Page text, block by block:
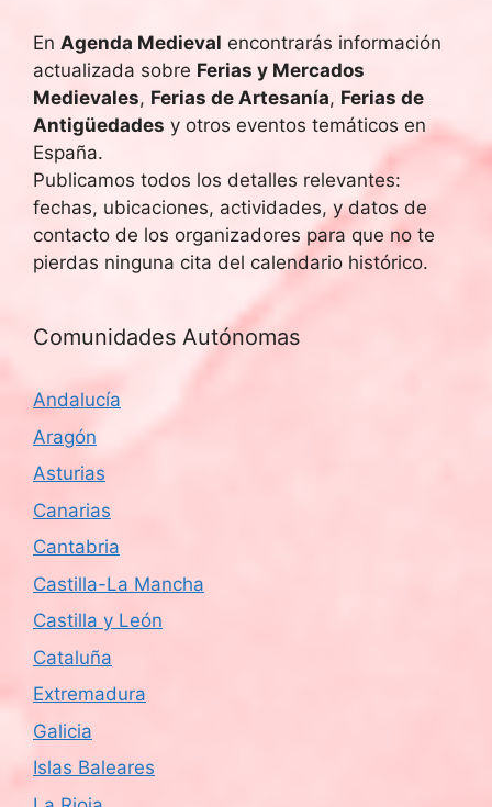
En Agenda Medieval encontrarás información
actualizada sobre Ferias y Mercados
Medievales, Ferias de Artesanía, Ferias de
Antigüedades y otros eventos temáticos en
España.
Publicamos todos los detalles relevantes:
fechas, ubicaciones, actividades, y datos de
contacto de los organizadores para que no te
pierdas ninguna cita del calendario histórico.
Comunidades Autónomas
Andalucía
Aragón
Asturias
Canarias
Cantabria
Castilla-La Mancha
Castilla y León
Cataluña
Extremadura
Galicia
Islas Baleares